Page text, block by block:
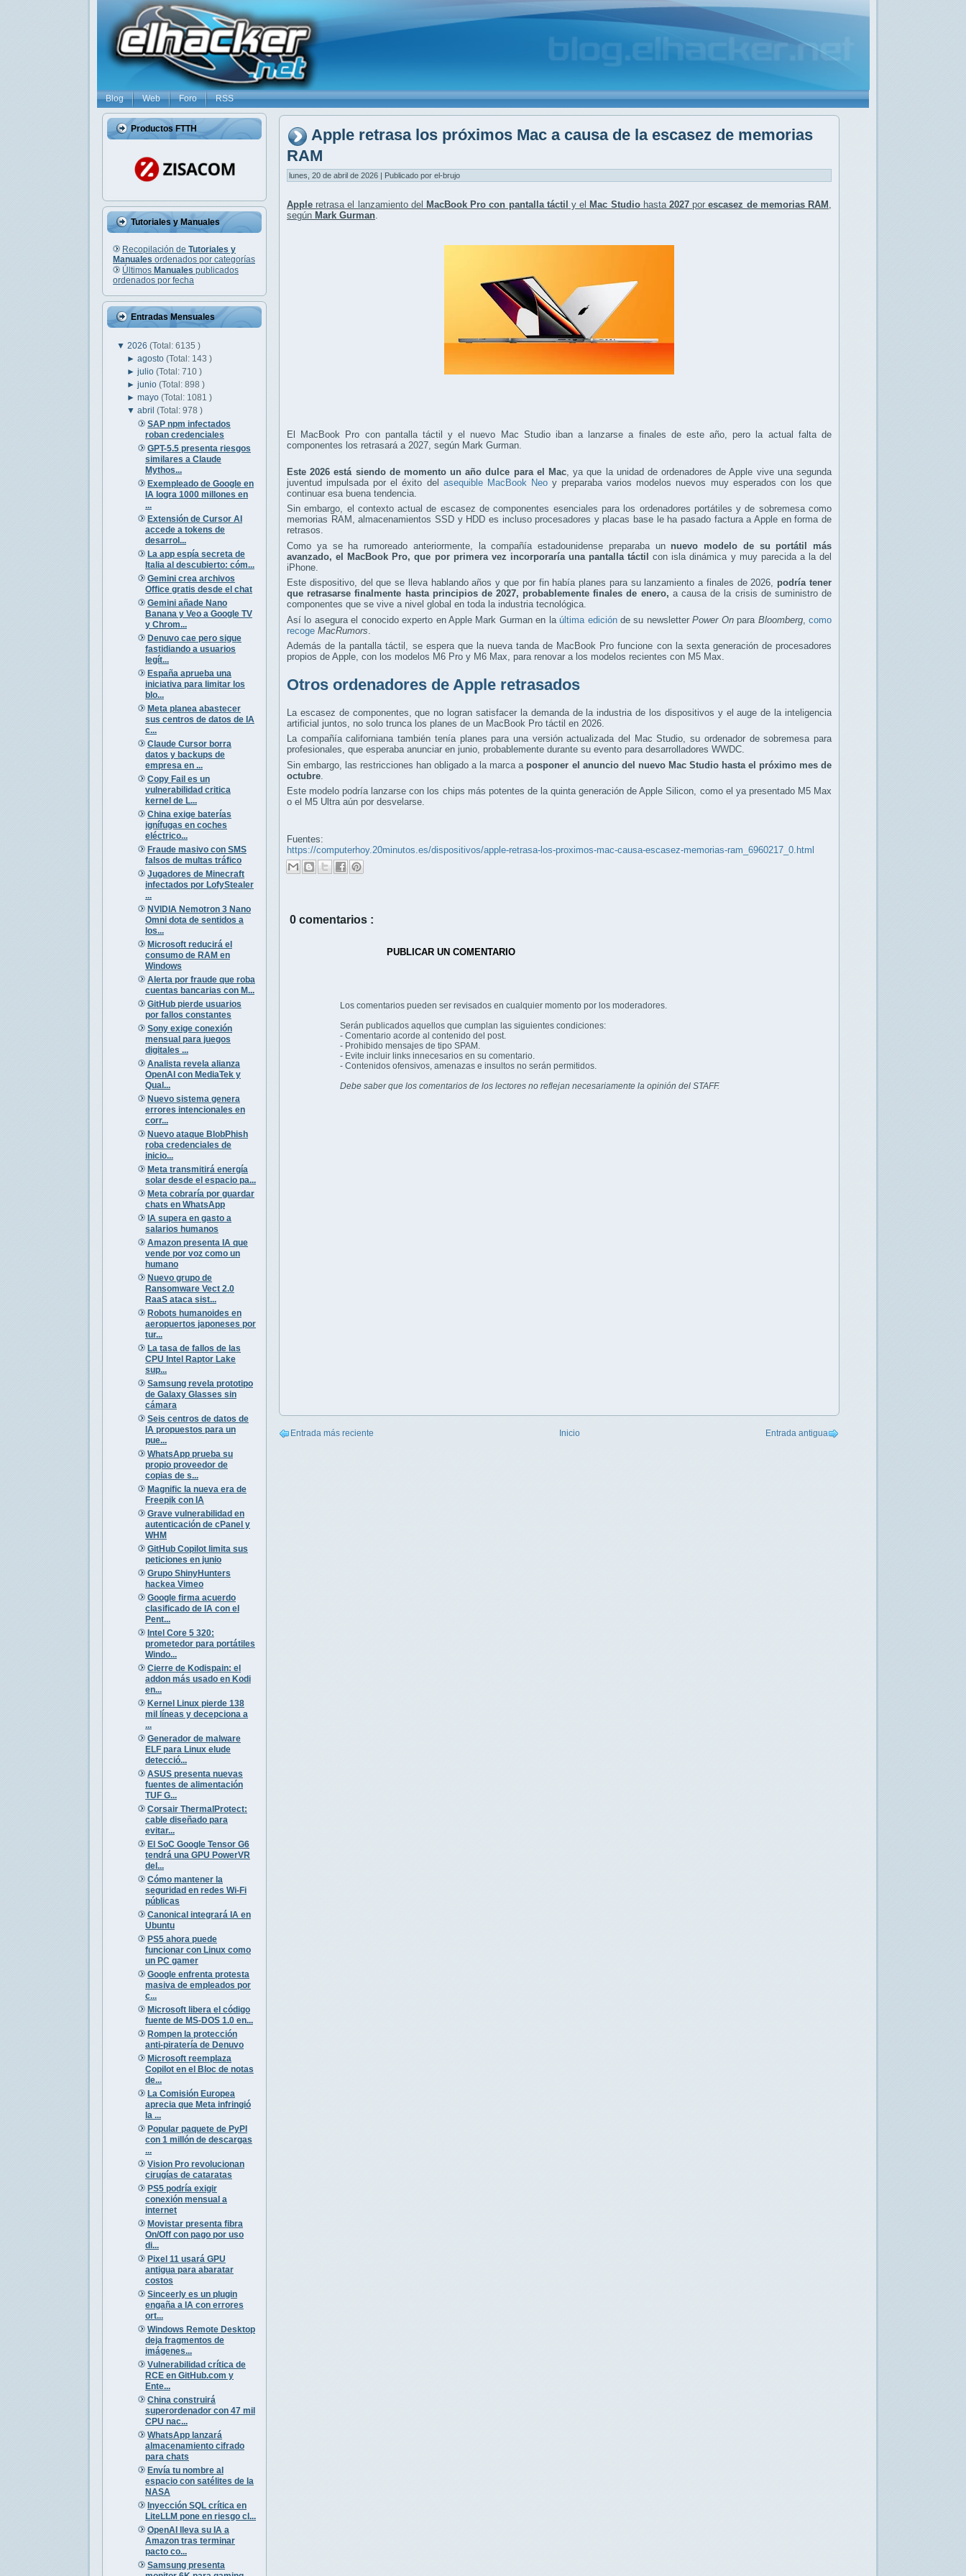
Blog Web Foro RSS
Productos FTTH
Tutoriales y Manuales
Recopilación de Tutoriales y
Manuales ordenados por categorías
Últimos Manuales publicados
ordenados por fecha
Entradas Mensuales
▼ 2026 (Total: 6135 )
►agosto(Total: 143 )
►julio(Total: 710 )
►junio(Total: 898 )
►mayo(Total: 1081 )
▼abril(Total: 978 )
SAP npm infectados
roban credenciales
GPT-5.5 presenta riesgos
similares a Claude
Mythos...
Exempleado de Google en
IA logra 1000 millones en
...
Extensión de Cursor AI
accede a tokens de
desarrol...
La app espía secreta de
Italia al descubierto: cóm...
Gemini crea archivos
Office gratis desde el chat
Gemini añade Nano
Banana y Veo a Google TV
y Chrom...
Denuvo cae pero sigue
fastidiando a usuarios
legít...
España aprueba una
iniciativa para limitar los
blo...
Meta planea abastecer
sus centros de datos de IA
c...
Claude Cursor borra
datos y backups de
empresa en ...
Copy Fail es un
vulnerabilidad critica
kernel de L...
China exige baterías
ignífugas en coches
eléctrico...
Fraude masivo con SMS
falsos de multas tráfico
Jugadores de Minecraft
infectados por LofyStealer
...
NVIDIA Nemotron 3 Nano
Omni dota de sentidos a
los...
Microsoft reducirá el
consumo de RAM en
Windows
Alerta por fraude que roba
cuentas bancarias con M...
GitHub pierde usuarios
por fallos constantes
Sony exige conexión
mensual para juegos
digitales ...
Analista revela alianza
OpenAI con MediaTek y
Qual...
Nuevo sistema genera
errores intencionales en
corr...
Nuevo ataque BlobPhish
roba credenciales de
inicio...
Meta transmitirá energía
solar desde el espacio pa...
Meta cobraría por guardar
chats en WhatsApp
IA supera en gasto a
salarios humanos
Amazon presenta IA que
vende por voz como un
humano
Nuevo grupo de
Ransomware Vect 2.0
RaaS ataca sist...
Robots humanoides en
aeropuertos japoneses por
tur...
La tasa de fallos de las
CPU Intel Raptor Lake
sup...
Samsung revela prototipo
de Galaxy Glasses sin
cámara
Seis centros de datos de
IA propuestos para un
pue...
WhatsApp prueba su
propio proveedor de
copias de s...
Magnific la nueva era de
Freepik con IA
Grave vulnerabilidad en
autenticación de cPanel y
WHM
GitHub Copilot limita sus
peticiones en junio
Grupo ShinyHunters
hackea Vimeo
Google firma acuerdo
clasificado de IA con el
Pent...
Intel Core 5 320:
prometedor para portátiles
Windo...
Cierre de Kodispain: el
addon más usado en Kodi
en...
Kernel Linux pierde 138
mil líneas y decepciona a
...
Generador de malware
ELF para Linux elude
detecció...
ASUS presenta nuevas
fuentes de alimentación
TUF G...
Corsair ThermalProtect:
cable diseñado para
evitar...
El SoC Google Tensor G6
tendrá una GPU PowerVR
del...
Cómo mantener la
seguridad en redes Wi-Fi
públicas
Canonical integrará IA en
Ubuntu
PS5 ahora puede
funcionar con Linux como
un PC gamer
Google enfrenta protesta
masiva de empleados por
c...
Microsoft libera el código
fuente de MS-DOS 1.0 en...
Rompen la protección
anti-piratería de Denuvo
Microsoft reemplaza
Copilot en el Bloc de notas
de...
La Comisión Europea
aprecia que Meta infringió
la ...
Popular paquete de PyPI
con 1 millón de descargas
...
Vision Pro revolucionan
cirugías de cataratas
PS5 podría exigir
conexión mensual a
internet
Movistar presenta fibra
On/Off con pago por uso
di...
Pixel 11 usará GPU
antigua para abaratar
costos
Sinceerly es un plugin
engaña a IA con errores
ort...
Windows Remote Desktop
deja fragmentos de
imágenes...
Vulnerabilidad crítica de
RCE en GitHub.com y
Ente...
China construirá
superordenador con 47 mil
CPU nac...
WhatsApp lanzará
almacenamiento cifrado
para chats
Envía tu nombre al
espacio con satélites de la
NASA
Inyección SQL crítica en
LiteLLM pone en riesgo cl...
OpenAI lleva su IA a
Amazon tras terminar
pacto co...
Samsung presenta
Apple retrasa los próximos Mac a causa de la escasez de memorias
RAM
lunes, 20 de abril de 2026 | Publicado por el-brujo
Apple retrasa el lanzamiento del MacBook Pro con pantalla táctil y el Mac Studiohasta2027 porescasez de memorias RAM
según Mark Gurman
El MacBook Pro con pantalla táctil y el nuevo Mac Studio iban a lanzarse a finales de este año, pero la actual falta de
componentes los retrasará a 2027, según Mark Gurman.
Este 2026 está siendo de momento un año dulce para el Mac , ya que la unidad de ordenadores de Apple vive una segunda
juventud impulsada por el éxito del asequible MacBook Neoy preparaba varios modelos nuevos muy esperados con los que
continuar esa buena tendencia.
Sin embargo, el contexto actual de escasez de componentes esenciales para los ordenadores portátiles y de sobremesa como
memorias RAM, almacenamientos SSD y HDD es incluso procesadores y placas base le ha pasado factura a Apple en forma de
retrasos.
Como ya se ha rumoreado anteriormente, la compañía estadounidense preparaba un nuevo modelo de su portátil más
avanzado, el MacBook Pro, que por primera vez incorporaría una pantalla táctil
con isla dinámica y muy parecida a la del
iPhone.
Este dispositivo, del que se lleva hablando años y que por fin había planes para su lanzamiento a finales de 2026, podría tener
que retrasarse finalmente hasta principios de 2027, probablemente finales de enero, a causa de la crisis de suministro de
componentes que se vive a nivel global en toda la industria tecnológica.
Así lo asegura el conocido experto en Apple Mark Gurman en la última ediciónde su newsletterPower Onpara Bloomberg,como
recoge MacRumors
Además de la pantalla táctil, se espera que la nueva tanda de MacBook Pro funcione con la sexta generación de procesadores
propios de Apple, con los modelos M6 Pro y M6 Max, para renovar a los modelos recientes con M5 Max.
Otros ordenadores de Apple retrasados
La escasez de componentes, que no logran satisfacer la demanda de la industria de los dispositivos y el auge de la inteligencia
artificial juntos, no solo trunca los planes de un MacBook Pro táctil en 2026.
La compañía californiana también tenía planes para una versión actualizada del Mac Studio, su ordenador de sobremesa para
profesionales, que esperaba anunciar en junio, probablemente durante su evento para desarrolladores WWDC.
Sin embargo, las restricciones han obligado a la marca a posponer el anuncio del nuevo Mac Studio hasta el próximo mes de
octubre
Este modelo podría lanzarse con los chips más potentes de la quinta generación de Apple Silicon, como el ya presentado M5 Max
o el M5 Ultra aún por desvelarse.
Fuentes:
https://computerhoy.20minutos.es/dispositivos/apple-retrasa-los-proximos-mac-causa-escasez-memorias-ram_6960217_0.html
0 comentarios :
PUBLICAR UN COMENTARIO
Los comentarios pueden ser revisados en cualquier momento por los moderadores.
Serán publicados aquellos que cumplan las siguientes condiciones:
- Comentario acorde al contenido del post.
- Prohibido mensajes de tipo SPAM.
- Evite incluir links innecesarios en su comentario.
- Contenidos ofensivos, amenazas e insultos no serán permitidos.
Debe saber que los comentarios de los lectores no reflejan necesariamente la opinión del STAFF.
Entrada más reciente Entrada antigua
Inicio